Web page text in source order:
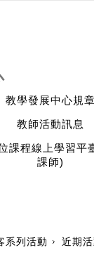
教學發展中心規
教師活動訊息
課程線上學習平
課師)
系列活動 近期